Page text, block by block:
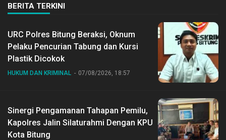
BERITA TERKINI
URC Polres Bitung Beraksi, Oknum
Pelaku Pencurian Tabung dan Kursi
Plastik Dicokok
HUKUM DAN KRIMINAL 07/08/2026, 18:57
Sinergi Pengamanan Tahapan Pemilu,
Kapolres Jalin Silaturahmi Dengan KPU
Kota Bitung